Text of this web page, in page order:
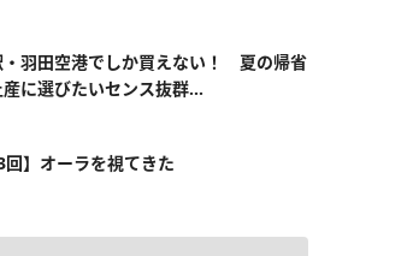
・羽田空港でしか買えない！ 夏の帰省
産に選びたいセンス抜群...
回】オーラを視てきた